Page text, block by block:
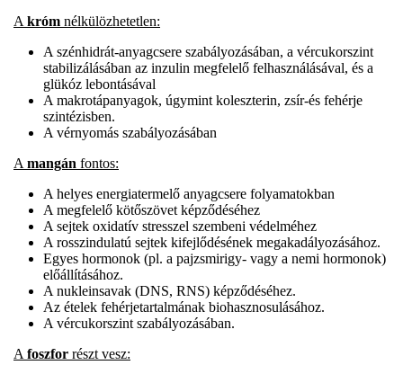
A króm nélkülözhetetlen:
A szénhidrát-anyagcsere szabályozásában, a vércukorszint
stabilizálásában az inzulin megfelelő felhasználásával, és a
glükóz lebontásával
A makrotápanyagok, úgymint koleszterin, zsír-és fehérje
szintézisben.
A vérnyomás szabályozásában
A mangán fontos:
A helyes energiatermelő anyagcsere folyamatokban
A megfelelő kötőszövet képződéséhez
A sejtek oxidatív stresszel szembeni védelméhez
A rosszindulatú sejtek kifejlődésének megakadályozásához.
Egyes hormonok (pl. a pajzsmirigy- vagy a nemi hormonok)
előállításához.
A nukleinsavak (DNS, RNS) képződéséhez.
Az ételek fehérjetartalmának biohasznosulásához.
A vércukorszint szabályozásában.
A foszfor részt vesz: